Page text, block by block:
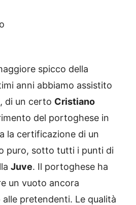
spicco della
anni abbiamo assistito
, di un certo Cristiano
del portoghese in
la certificazione di un
puro, sotto tutti i punti di
Juve. Il portoghese ha
un vuoto ancora
pretendenti. Le qualità